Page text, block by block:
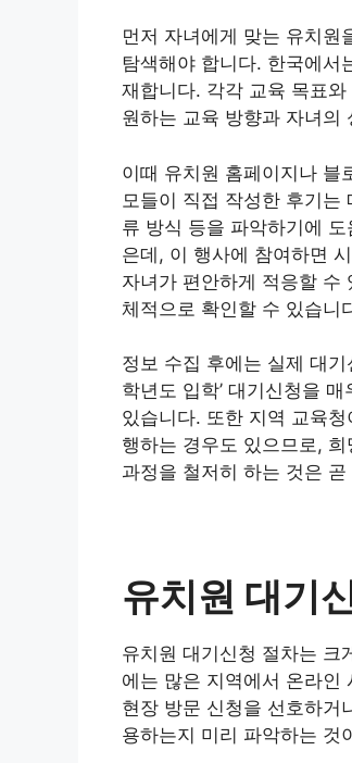
먼저 자녀에게 맞는 유치원
탐색해야 합니다. 한국에서
재합니다. 각각 교육 목표
원하는 교육 방향과 자녀의
이때 유치원 홈페이지나 블
모들이 직접 작성한 후기는
류 방식 등을 파악하기에
은데, 이 행사에 참여하면
자녀가 편안하게 적응할 수
체적으로 확인할 수 있습니
정보 수집 후에는 실제 대
학년도 입학’ 대기신청을
있습니다. 또한 지역 교육
행하는 경우도 있으므로,
과정을 철저히 하는 것은
유치원 대기
유치원 대기신청 절차는 크
에는 많은 지역에서 온라인
현장 방문 신청을 선호하거
용하는지 미리 파악하는 것